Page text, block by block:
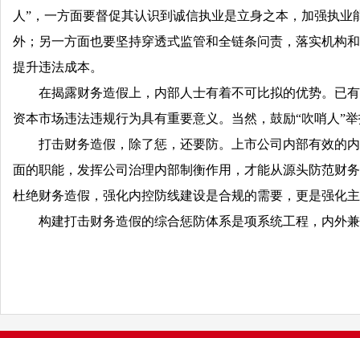
人”，一方面要督促其认识到诚信执业是立身之本，加强执
外；另一方面也要坚持穿透式监管和全链条问责，落实机构
提升违法成本。
在揭露财务造假上，内部人士有着不可比拟的优势。已
资本市场违法违规行为具有重要意义。当然，鼓励“吹哨人”
打击财务造假，除了惩，还要防。上市公司内部有效的
面的职能，发挥公司治理内部制衡作用，才能从源头防范财
杜绝财务造假，强化内控防线建设是合规的需要，更是强化
构建打击财务造假的综合惩防体系是项系统工程，内外